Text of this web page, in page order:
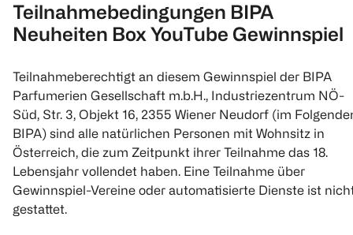
Teilnahmebedingungen BIPA
Neuheiten Box YouTube Gewinnspiel
Teilnahmeberechtigt an diesem Gewinnspiel der BIPA
Parfumerien Gesellschaft m.b.H., Industriezentrum NÖ-
Süd, Str. 3, Objekt 16, 2355 Wiener Neudorf (im
BIPA) sind alle natürlichen Personen mit Wohnsitz in
Österreich, die zum Zeitpunkt ihrer Teilnahme das 18.
Lebensjahr vollendet haben. Eine Teilnahme über
Gewinnspiel-Vereine oder automatisierte Dienste ist
gestattet.